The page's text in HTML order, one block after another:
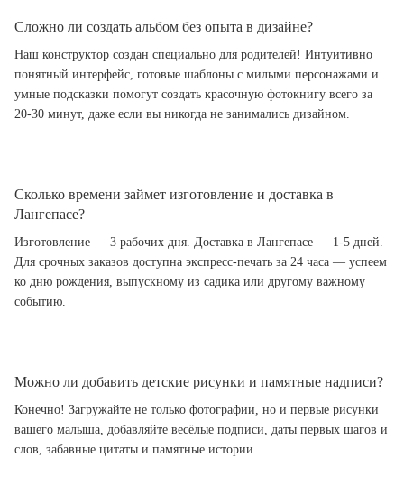
Сложно ли создать альбом без опыта в дизайне?
Наш конструктор создан специально для родителей! Интуитивно
понятный интерфейс, готовые шаблоны с милыми персонажами и
умные подсказки помогут создать красочную фотокнигу всего за
20-30 минут, даже если вы никогда не занимались дизайном.
Сколько времени займет изготовление и доставка в
Лангепасе?
Изготовление — 3 рабочих дня. Доставка в Лангепасе — 1-5 дней.
Для срочных заказов доступна экспресс-печать за 24 часа — успеем
ко дню рождения, выпускному из садика или другому важному
событию.
Можно ли добавить детские рисунки и памятные надписи?
Конечно! Загружайте не только фотографии, но и первые рисунки
вашего малыша, добавляйте весёлые подписи, даты первых шагов и
слов, забавные цитаты и памятные истории.